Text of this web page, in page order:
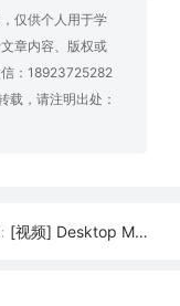
仅供个人用于学
章内容、版权或
：18923725282
，请注明出处：
[视频] Desktop Metal Studio System™：简单安全经济高效的金属3D打印系统